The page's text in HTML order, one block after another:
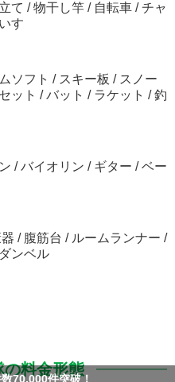
て / 物干し竿 / 自転車 / チャ
す
ソフト / スキー板 / スノー
ット / バット / ラケット / 釣
/ バイオリン / ギター / ベー
/ 腹筋台 / ルームランナー /
ンベル
の料金形態
70,000件突破！